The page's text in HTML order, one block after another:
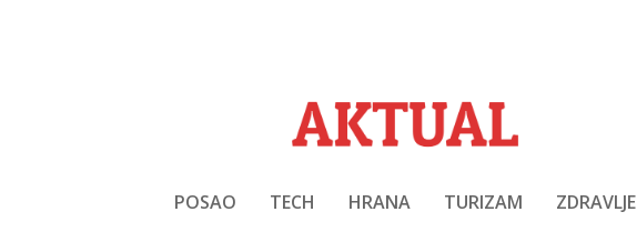
POSAO TECH HRANA TURIZAM ZDRAVLJE